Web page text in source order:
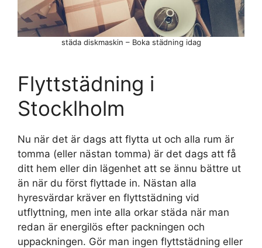
Flyttstädning i
Stocklholm
Nu när det är dags att flytta ut och alla rum är
tomma (eller nästan tomma) är det dags att få
ditt hem eller din lägenhet att se ännu bättre ut
än när du först flyttade in. Nästan alla
hyresvärdar kräver en flyttstädning vid
utflyttning, men inte alla orkar städa när man
redan är energilös efter packningen och
uppackningen. Gör man ingen flyttstädning eller
städa diskmaskin – Boka städning idag